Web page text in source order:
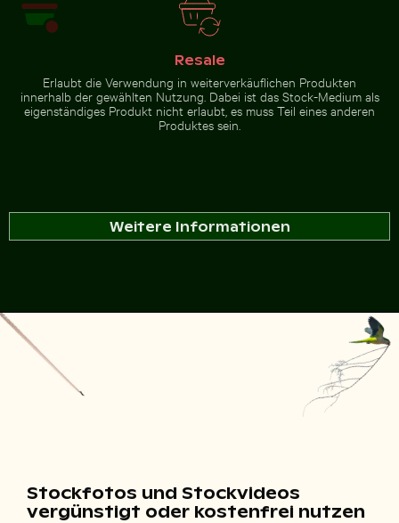
Resale
Erlaubt die Verwendung in weiterverkäuflichen Produkten
innerhalb der gewählten Nutzung. Dabei ist das Stock-Medium als
eigenständiges Produkt nicht erlaubt, es muss Teil eines anderen
Produktes sein.
Weitere Informationen
Stockfotos und Stockvideos
vergünstigt oder kostenfrei nutzen